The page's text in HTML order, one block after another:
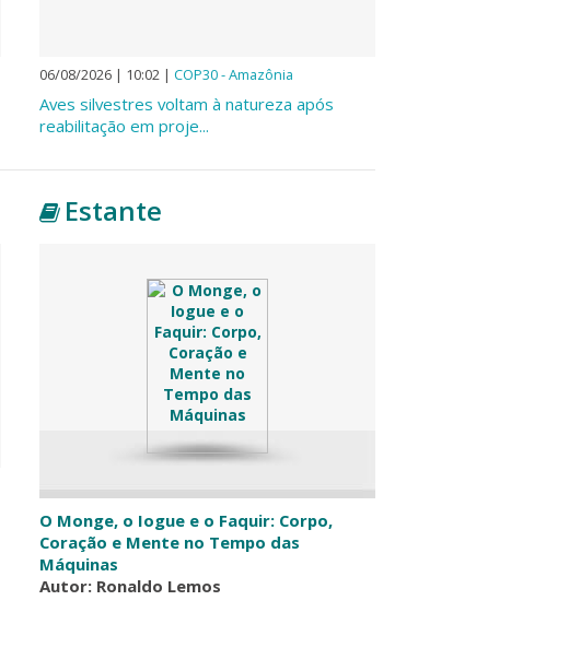
06/08/2026 | 10:02 |COP30 - Amazônia
Aves silvestres voltam à natureza após
reabilitação em proje...
Estante
O Monge, o Iogue e o Faquir: Corpo,
Coração e Mente no Tempo das
Máquinas
Autor: Ronaldo Lemos